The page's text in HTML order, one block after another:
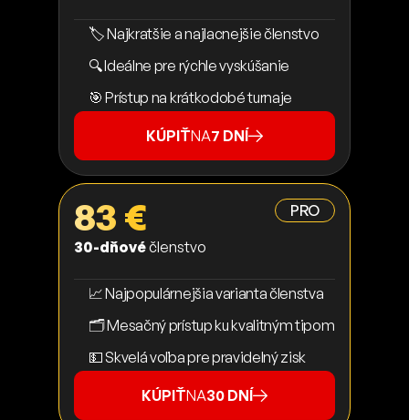
🏷️ Najkratšie a najlacnejšie členstvo
🔍 Ideálne pre rýchle vyskúšanie
🎯 Prístup na krátkodobé turnaje
KÚPIŤNA7 DNÍ
PRO
83 €
30-dňovéčlenstvo
📈 Najpopulárnejšia varianta členstva
🗂️ Mesačný prístup ku kvalitným tipom
💵 Skvelá voľba pre pravidelný zisk
KÚPIŤNA30 DNÍ